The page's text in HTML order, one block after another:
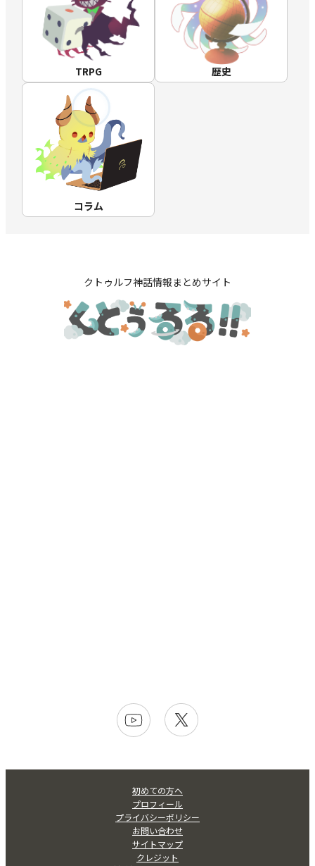
TRPG 歴史
コラム
クトゥルフ神話情報まとめサイト
初めての方へ
プロフィール
プライバシーポリシー
お問い合わせ
サイトマップ
クレジット